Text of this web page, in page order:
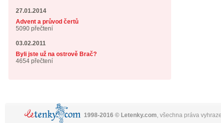
27.01.2014
Advent a průvod čertů
5090 přečtení
03.02.2011
Byli jste už na ostrově Brač?
4654 přečtení
1998-2016 © Letenky.com, všechna práva